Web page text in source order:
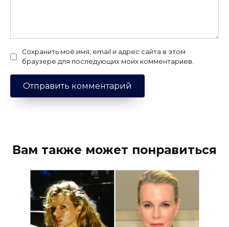
Сохранить моё имя, email и адрес сайта в этом
браузере для последующих моих комментариев.
Вам также может понравиться